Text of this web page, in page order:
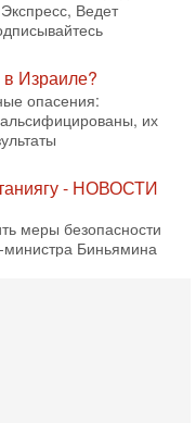
Ведет
Израиле?
опасения:
их
- НОВОСТИ
меры безопасности
Биньямина